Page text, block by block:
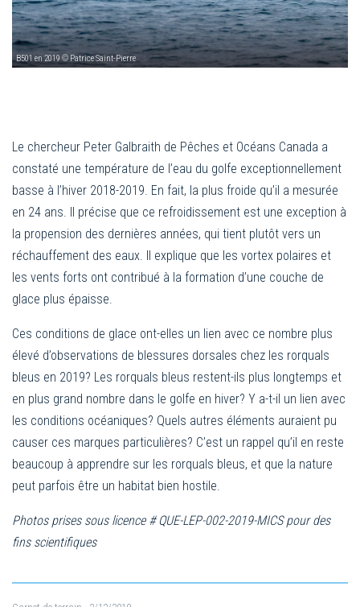
B501 en 2019 © Patrice Saint-Pierre
Le chercheur Peter Galbraith de Pêches et Océans Canada a
constaté une température de l’eau du golfe exceptionnellement
basse à l’hiver 2018-2019. En fait, la plus froide qu’il a mesurée
en 24 ans. Il précise que ce refroidissement est une exception à
la propension des dernières années, qui tient plutôt vers un
réchauffement des eaux. Il explique que les vortex polaires et
les vents forts ont contribué à la formation d’une couche de
glace plus épaisse.
Ces conditions de glace ont-elles un lien avec ce nombre plus
élevé d’observations de blessures dorsales chez les rorquals
bleus en 2019? Les rorquals bleus restent-ils plus longtemps et
en plus grand nombre dans le golfe en hiver? Y a-t-il un lien avec
les conditions océaniques? Quels autres éléments auraient pu
causer ces marques particulières? C’est un rappel qu’il en reste
beaucoup à apprendre sur les rorquals bleus, et que la nature
peut parfois être un habitat bien hostile.
Photos prises sous licence # QUE-LEP-002-2019-MICS pour des
fins scientifiques